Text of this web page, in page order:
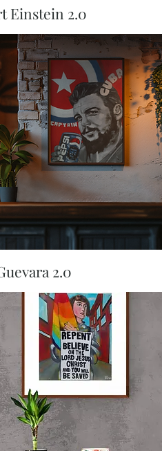
Aperçu rapide
Einstein 2.0
Aperçu rapide
2.0